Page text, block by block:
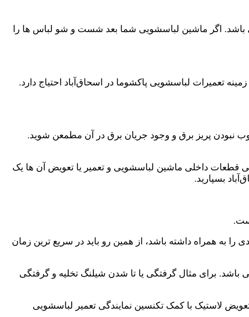
اگر ماشین لباسشویی شما بعد شست و شو لباس ها را
تعمیرات لباسشویی پاکشوما در اسحاق‌آباد احتیاج دارد.
نبودن پریز برق و وجود جریان برق در آن مطمعن شوید.
قطعات داخلی ماشین لباسشویی و تعمیر یا تعویض آن ها یک
بسپارید.
به همراه داشته باشد، از همین رو باید در سریع ترین زمان
برای مثال گرفتگی یا تا شدن شیلنگ تخلیه و گرفتگی
لاستیک با کمک تکنسین نمایندگی تعمیر لباسشویی